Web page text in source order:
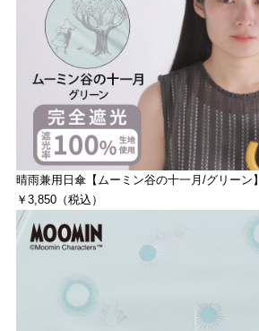
晴雨兼用日傘【ムーミン谷の十一月/グリーン】
￥3,850（税込）